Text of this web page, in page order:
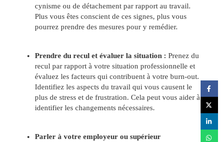
cynisme ou de détachement par rapport au travail.
Plus vous êtes conscient de ces signes, plus vous
pourrez prendre des mesures pour y remédier.
Prendre du recul et évaluer la situation : Prenez du
recul par rapport à votre situation professionnelle et
évaluez les facteurs qui contribuent à votre burn-out.
Identifiez les aspects du travail qui vous causent le
plus de stress et de frustration. Cela peut vous aider à
identifier les changements nécessaires.
Parler à votre employeur ou supérieur